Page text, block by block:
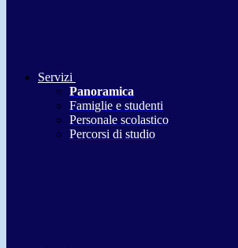
Servizi
Panoramica
Famiglie e studenti
Personale scolastico
Percorsi di studio